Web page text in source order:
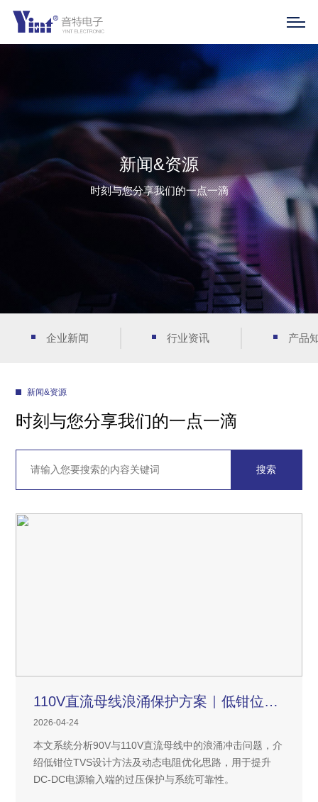
新闻&资源
时刻与您分享我们的一点一滴
企业新闻 行业资讯 产品
新闻&资源
时刻与您分享我们的一点一滴
110V直流母线浪涌保护方案｜低钳位TVS设计
2026-04-24
本文系统分析90V与110V直流母线中的浪涌冲击问题，介
绍低钳位TVS设计方法及动态电阻优化思路，用于提升
DC-DC电源输入端的过压保护与系统可靠性。